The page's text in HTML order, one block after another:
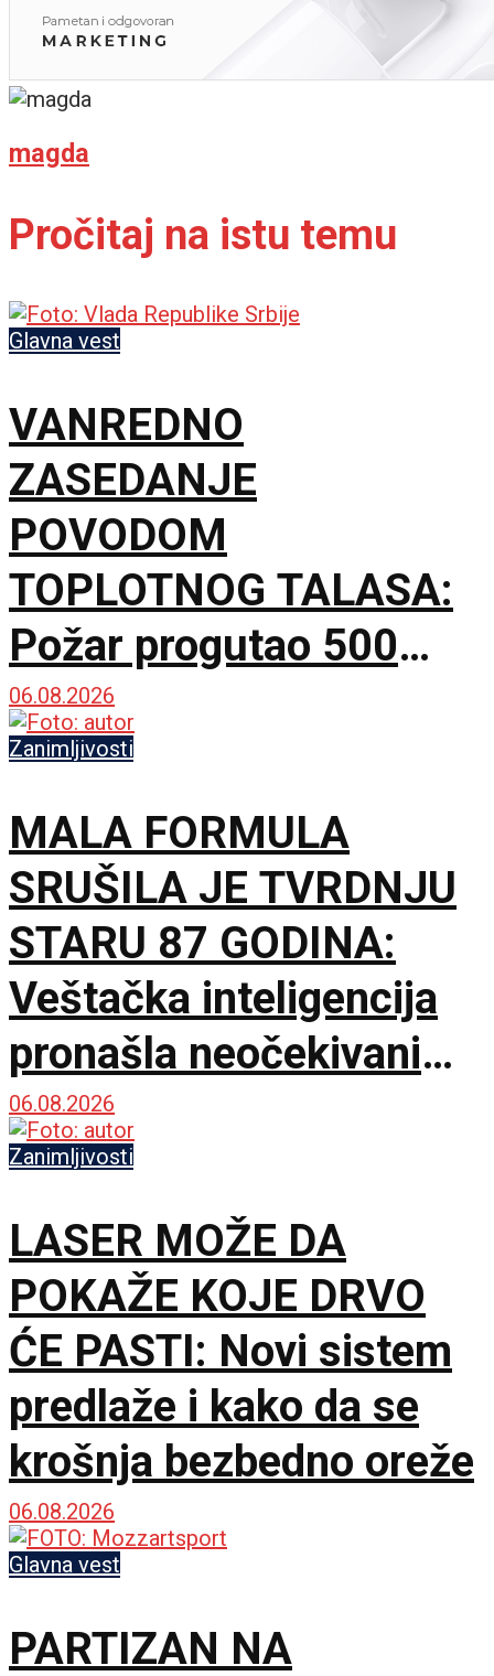
magda
Pročitaj na istu temu
Glavna vest
VANREDNO
ZASEDANJE
POVODOM
TOPLOTNOG TALASA:
Požar progutao 500
hektara Peščare, sutra
nove mere Vlade
06.08.2026
Zanimljivosti
MALA FORMULA
SRUŠILA JE TVRDNJU
STARU 87 GODINA:
Veštačka inteligencija
pronašla neočekivani
matematički primer
06.08.2026
Zanimljivosti
LASER MOŽE DA
POKAŽE KOJE DRVO
ĆE PASTI: Novi sistem
predlaže i kako da se
krošnja bezbedno oreže
06.08.2026
Glavna vest
PARTIZAN NA